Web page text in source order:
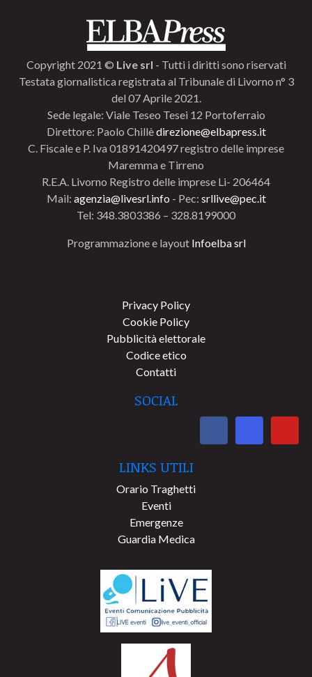
Copyright 2021 © Live srl - Tutti i diritti sono riservati
Testata giornalistica registrata al Tribunale di Livorno n° 3
del 07 Aprile 2021.
Sede legale: Viale Teseo Tesei 12 Portoferraio
Direttore: Paolo Chillèdirezione@elbapress.it
C. Fiscale e P. Iva 01891420497 registro delle imprese
Maremma e Tirreno
R.E.A. Livorno Registro delle imprese Li- 206464
Mail: agenzia@livesrl.info - Pec: srllive@pec.it
Tel: 348.3803386 – 328.8199000
Programmazione e layout Infoelba srl
Privacy Policy
Cookie Policy
Pubblicità elettorale
Codice etico
Contatti
SOCIAL
LINKS UTILI
Orario Traghetti
Eventi
Emergenze
Guardia Medica